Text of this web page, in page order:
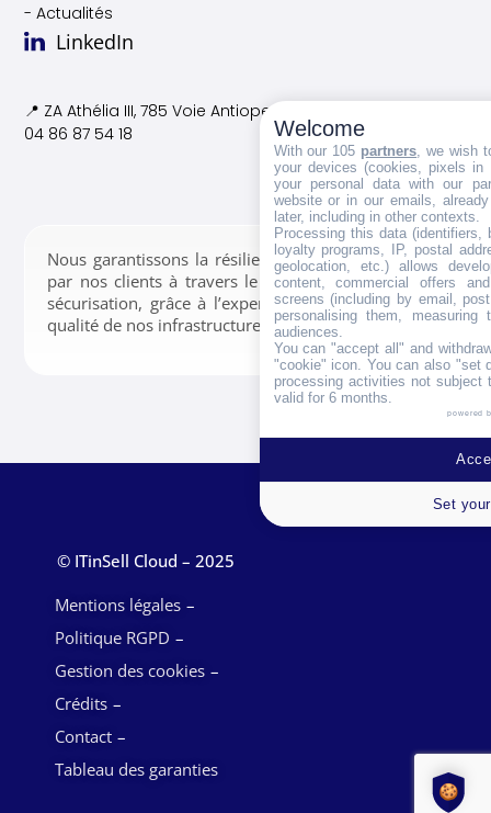
- Actualités
LinkedIn
📍 ZA Athélia III, 785 Voie Antiope, 13600 La Ciotat
04 86 87 54 18
Nous garantissons la résilience des données confiées
par nos clients à travers le stockage, la gestion et la
sécurisation, grâce à l’expertise de nos équipes et la
qualité de nos infrastructures.
© ITinSell Cloud – 2025
Mentions légales
Politique RGPD
Gestion des cookies
Crédits
Contact
Tableau des garanties
Welcome
With our 105 partners , we wish
your devices (cookies, pixels
your personal data with our
website or in our emails,
later, including in other contexts.
Processing this data (identifiers,
loyalty programs, IP, postal
geolocation, etc.) allows
content, commercial offers
screens (including by email,
personalising them, measuring
audiences.
You can "accept all" and
"cookie" icon . You can also "set
processing activities not subject
valid for 6 months.
powered
Set